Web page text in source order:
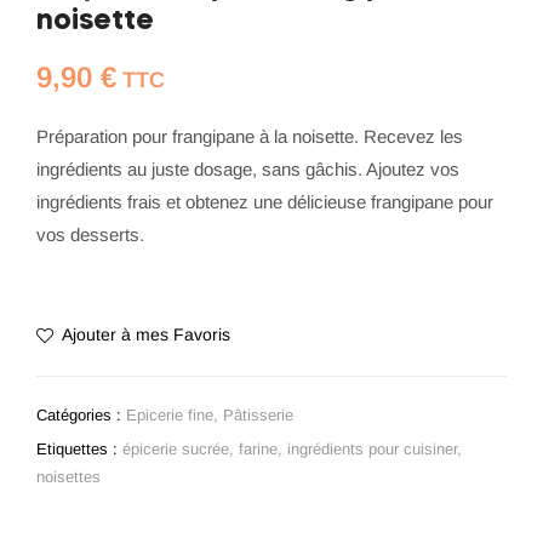
noisette
9,90 € TTC
Préparation pour frangipane à la noisette. Recevez les
ingrédients au juste dosage, sans gâchis. Ajoutez vos
ingrédients frais et obtenez une délicieuse frangipane pour
vos desserts.
Ajouter à mes Favoris
Catégories : Epicerie fine, Pâtisserie
Etiquettes : épicerie sucrée, farine, ingrédients pour cuisiner,
noisettes